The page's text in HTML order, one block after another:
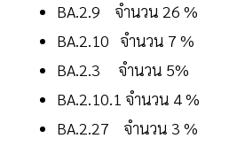
BA.2.9 จำนวน 26 %
BA.2.10 จำนวน 7 %
BA.2.3 จำนวน 5%
BA.2.10.1 จำนวน 4 %
BA.2.27 จำนวน 3 %